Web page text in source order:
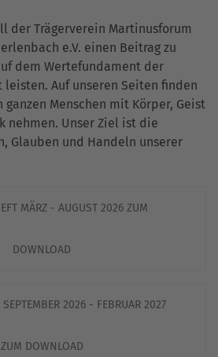
der Trägerverein Martinusforum
e.V. einen Beitrag zu
dem Wertefundament der
Auf unseren Seiten finden
Menschen mit Körper, Geist
nehmen. Unser Ziel ist die
Glauben und Handeln unserer
MÄRZ - AUGUST 2026 ZUM
DOWNLOAD
SEPTEMBER 2026 - FEBRUAR 2027
ZUM DOWNLOAD